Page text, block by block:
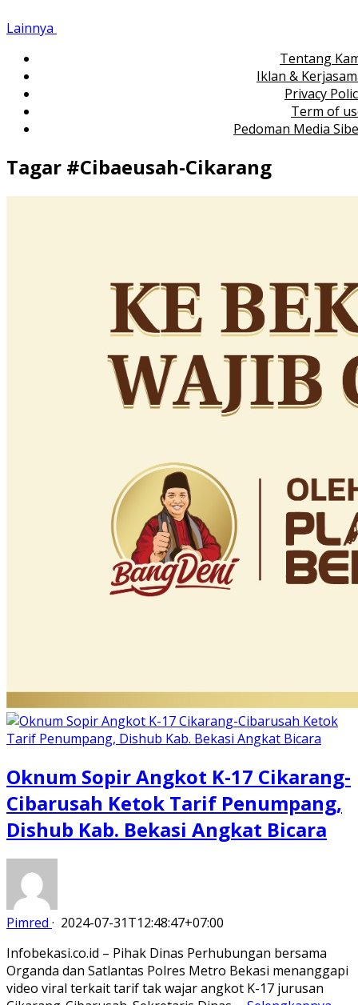
Lainnya
Tentang
Iklan &
Privacy
Term of
Pedoman Media
Tagar #Cibaeusah-Cikarang
Oknum Sopir Angkot K-17 Cikarang-
Cibarusah Ketok Tarif Penumpang,
Dishub Kab. Bekasi Angkat Bicara
Pimred · 2024-07-31T12:48:47+07:00
Infobekasi.co.id – Pihak Dinas Perhubungan bersama
Organda dan Satlantas Polres Metro Bekasi menanggapi
video viral terkait tarif tak wajar angkot K-17 jurusan